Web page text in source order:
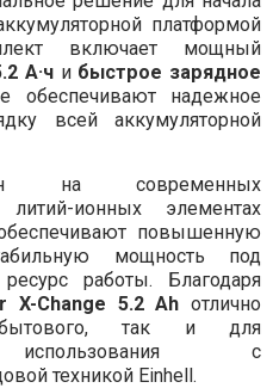
платформой
включает мощный
А·чи быстрое зарядное
обеспечивают надежное
всей аккумуляторной
на современных
литий-ионных элементах
повышенную
мощность под
работы. Благодаря
X-Change 5.2 Ah отлично
так и для
использования с
техникой Einhell.